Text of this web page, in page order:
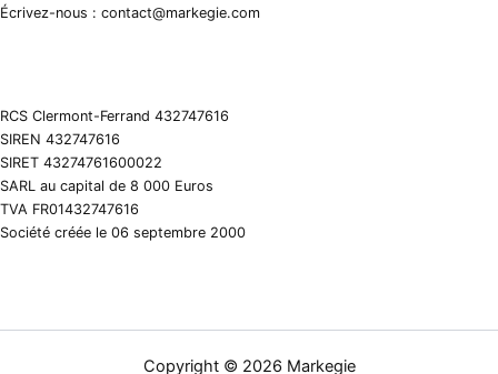
Écrivez-nous : contact@markegie.com
RCS Clermont-Ferrand 432747616
SIREN 432747616
SIRET 43274761600022
SARL au capital de 8 000 Euros
TVA FR01432747616
Société créée le 06 septembre 2000
Copyright © 2026 Markegie